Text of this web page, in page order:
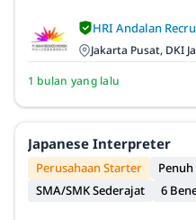
HRI Andalan
Jakarta Pusat, DKI
1 bulan yang lalu
Japanese Interpreter
Perusahaan Starter
SMA/SMK Sederajat
6